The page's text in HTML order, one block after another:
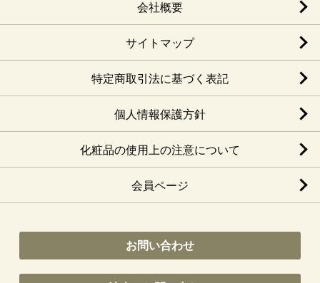
会社概要
サイトマップ
特定商取引法に基づく表記
個人情報保護方針
化粧品の使用上の注意について
会員ページ
お問い合わせ